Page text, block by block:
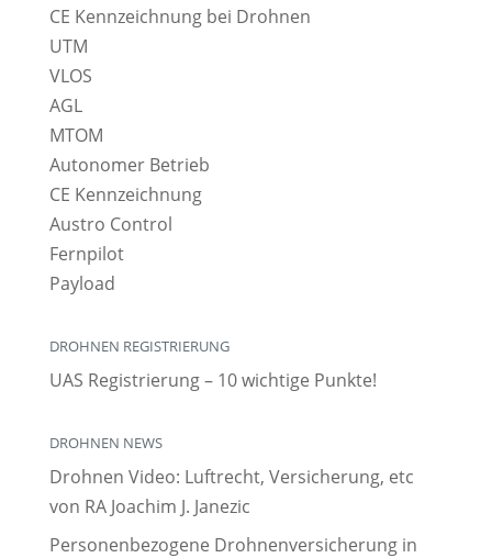
CE Kennzeichnung bei Drohnen
UTM
VLOS
AGL
MTOM
Autonomer Betrieb
CE Kennzeichnung
Austro Control
Fernpilot
Payload
DROHNEN REGISTRIERUNG
UAS Registrierung – 10 wichtige Punkte!
DROHNEN NEWS
Drohnen Video: Luftrecht, Versicherung, etc
von RA Joachim J. Janezic
Personenbezogene Drohnenversicherung in